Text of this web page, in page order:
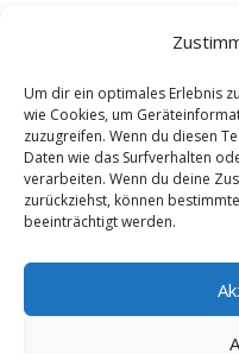
Um dir ein optimales Erlebnis
wie Cookies, um
zuzugreifen. Wenn du diesen
Daten wie das Surfverhalten
verarbeiten. Wenn du deine
zurückziehst, können
beeinträchtigt werden.
Sicherheitsdienst
Grafenau|
Grafenau|
Contents [show]
No tags for this post.